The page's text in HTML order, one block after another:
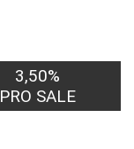
3,50%
PRO SALE